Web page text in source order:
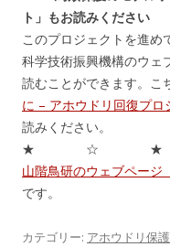
ト」もお読みください
このプロジェクトを進め
科学技術振興機構のウェ
読むことができます。こ
に – アホウドリ回復プロ
読みください。
★ ☆ ★
山階鳥研のウェブページ
です。
カテゴリー: アホウドリ保護